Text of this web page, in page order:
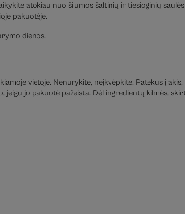
atokiau nuo šilumos šaltinių ir tiesioginių
pakuotėje.
dienos.
vietoje. Nenurykite, neįkvėpkite. Patekus į
jeigu jo pakuotė pažeista. Dėl ingredientų kilmės,